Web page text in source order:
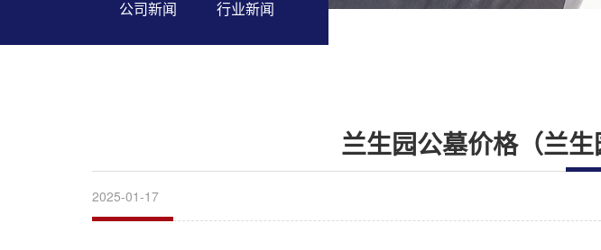
公司新闻 行业新闻
兰生园公墓价格（兰生
2025-01-17